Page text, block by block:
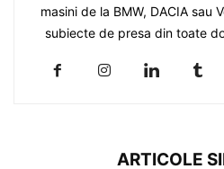
masini de la BMW, DACIA sau
subiecte de presa din toate
ARTICOLE